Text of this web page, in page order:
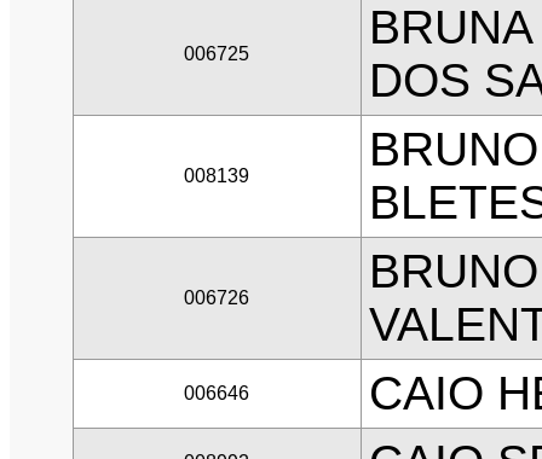
006725
DOS
008139
006726
006646 CAIO